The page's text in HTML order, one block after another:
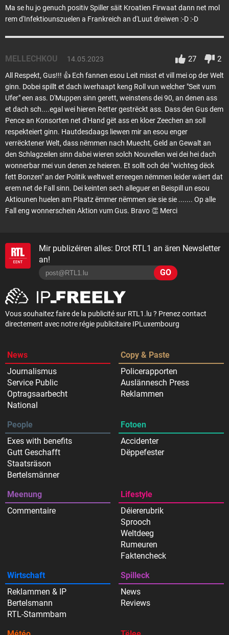
Ma se hu jo genuch positiv Spiller säit Kroatien Firwaat dann net mol
rem d'Infektiounszuelen a Frankreich an d'Luut dreiwen :-D :-D
MELLECHKOU 14.05.2023 27 2
All Respekt, Gus!!! 👍 Ech fannen esou Leit misst et vill mei op der Welt
ginn. Dobei spillt et dach iwerhaapt keng Roll vun welcher "Seit vum
Ufer" een ass. D'Muppen sinn gerett, weinstens dei 90, an denen ass
et dach sch....egal wei hieren Retter gestrëckt ass. Dass den Gus dem
Pence an Konsorten net d'Hand gët ass en kloer Zeechen an soll
respekteiert ginn. Hautdesdaags liewen mir an esou enger
verrëcktener Welt, dass nëmmen nach Muecht, Geld an Gewalt an
den Schlagzeilen sinn dabei wieren solch Nouvellen wei dei hei dach
wonnerbar mei vun denen ze heieren. Et sollt och dei "wichteg dëck
fett Bonzen" an der Politik weltweit erreegen nëmmen leider wäert dat
erem net de Fall sinn. Dei keinten sech alleguer en Beispill un esou
Aktiounen huelen am Plaatz ëmmer nëmmen sie sie sie ....... Op alle
Fall eng wonnerschein Aktion vum Gus. Bravo 👏 Merci
Mir publizéiren alles: Drot RTL1 an ären Newsletter
an!
GO
Vous souhaitez faire de la publicité sur RTL1.lu ? Prenez contact
directement avec notre régie publicitaire IPLuxembourg
News
Journalismus
Service Public
Optragsaarbecht
National
Copy & Paste
Policerapporten
Auslännesch Press
Reklammen
People
Exes with benefits
Gutt Geschafft
Staatsräson
Bertelsmänner
Fotoen
Accidenter
Dëppefester
Meenung
Commentaire
Lifestyle
Déiererubrik
Sprooch
Weltdeeg
Rumeuren
Faktencheck
Wirtschaft
Reklammen & IP
Bertelsmann
RTL-Stammbam
Spilleck
News
Reviews